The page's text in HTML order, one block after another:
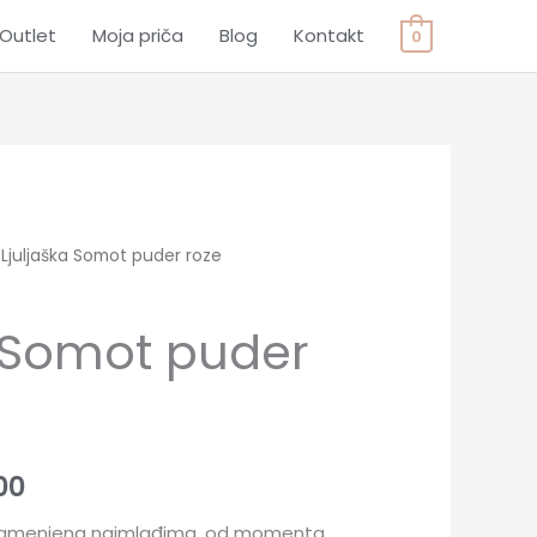
Outlet Moja priča Blog Kontakt 0
Somot puder roze
puder